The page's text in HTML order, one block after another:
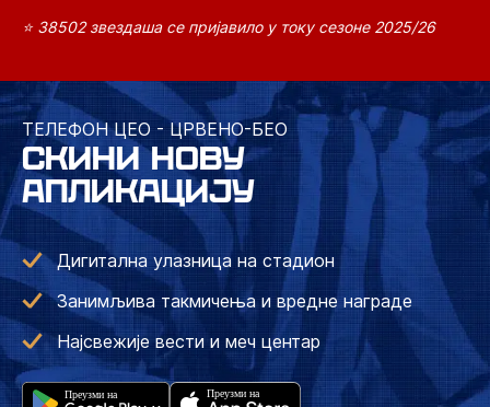
⭐ 38502 звездаша се пријавило у току сезоне 2025/26
ТЕЛЕФОН ЦЕО - ЦРВЕНО-БЕО
СКИНИ НОВУ
АПЛИКАЦИЈУ
Дигитална улазница на стадион
Занимљива такмичења и вредне награде
Најсвежије вести и меч центар